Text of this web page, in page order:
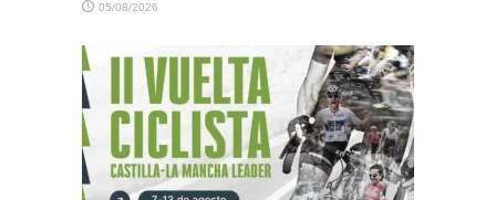
05/08/2026